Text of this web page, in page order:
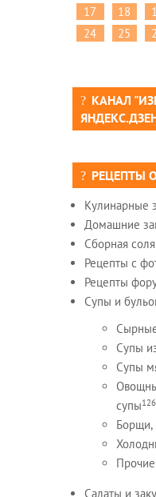
17 18
24
25
КАНАЛ
РЕЦЕПТЫ
Кулинарные
Домашние
Сборная
Рецепты c
Рецепты
Супы и
Супы
Супы
супы126
Борщи,
Салаты и